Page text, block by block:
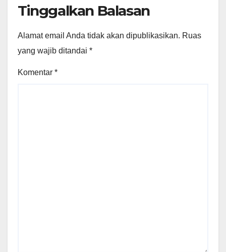
Tinggalkan Balasan
Alamat email Anda tidak akan dipublikasikan. Ruas
yang wajib ditandai *
Komentar *